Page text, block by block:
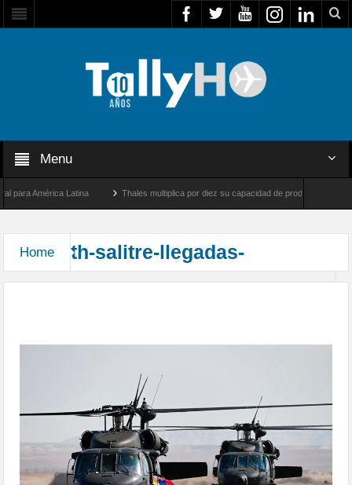
Menu
América Latina Thales multiplica por diez su capacidad de producción de
Home th-salitre-llegadas-